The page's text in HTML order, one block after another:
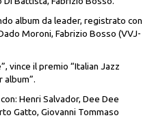
album da leader, registrato con
Moroni, Fabrizio Bosso (VVJ-
vince il premio “Italian Jazz
album”.
Henri Salvador, Dee Dee
Gatto, Giovanni Tommaso